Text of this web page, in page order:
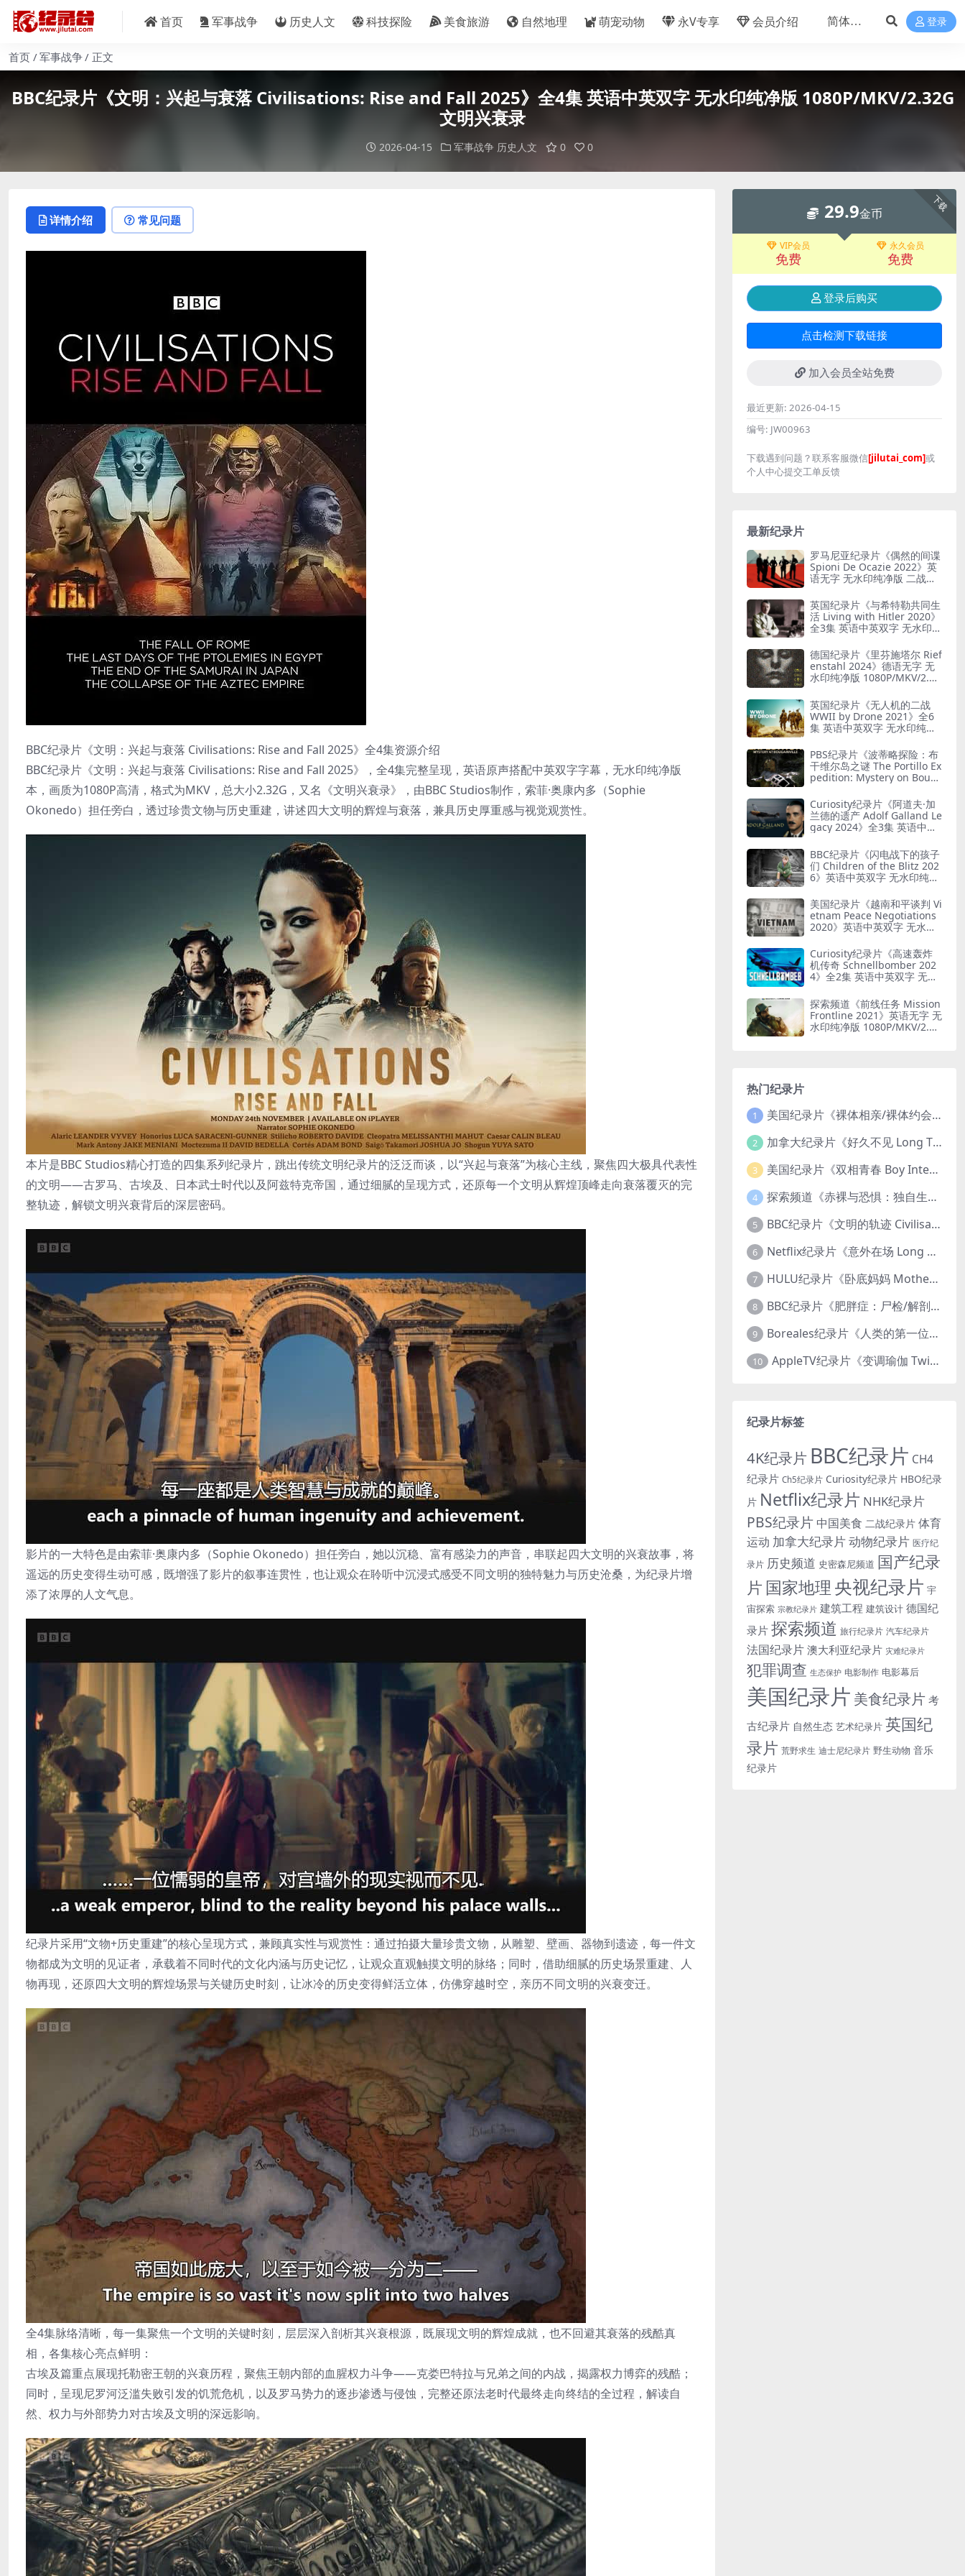
首页 军事战争 历史人文 科技探险 美食旅游 自然地理 萌宠动物 永V专享 会员介绍 登录
首页 军事战争 正文
BBC纪录片《文明：兴起与衰落 Civilisations: Rise and Fall 2025》全4集 英语中英双字 无水印纯净版 1080P/MKV/2.32G
文明兴衰录
2026-04-15 军事战争 历史人文 0 0
详情介绍 常见问题
BBC纪录片《文明：兴起与衰落 Civilisations: Rise and Fall 2025》全4集资源介绍
BBC纪录片《文明：兴起与衰落 Civilisations: Rise and Fall 2025》，全4集完整呈现，英语原声搭配中英双字字幕，无水印纯净版
本，画质为1080P高清，格式为MKV，总大小2.32G，又名《文明兴衰录》，由BBC Studios制作，索菲·奥康内多（Sophie
Okonedo）担任旁白，透过珍贵文物与历史重建，讲述四大文明的辉煌与衰落，兼具历史厚重感与视觉观赏性。
本片是BBC Studios精心打造的四集系列纪录片，跳出传统文明纪录片的泛泛而谈，以“兴起与衰落”为核心主线，聚焦四大极具代表性
的文明——古罗马、古埃及、日本武士时代以及阿兹特克帝国，通过细腻的呈现方式，还原每一个文明从辉煌顶峰走向衰落覆灭的完
整轨迹，解锁文明兴衰背后的深层密码。
影片的一大特色是由索菲·奥康内多（Sophie Okonedo）担任旁白，她以沉稳、富有感染力的声音，串联起四大文明的兴衰故事，将
遥远的历史变得生动可感，既增强了影片的叙事连贯性，也让观众在聆听中沉浸式感受不同文明的独特魅力与历史沧桑，为纪录片增
添了浓厚的人文气息。
纪录片采用“文物+历史重建”的核心呈现方式，兼顾真实性与观赏性：通过拍摄大量珍贵文物，从雕塑、壁画、器物到遗迹，每一件文
物都成为文明的见证者，承载着不同时代的文化内涵与历史记忆，让观众直观触摸文明的脉络；同时，借助细腻的历史场景重建、人
物再现，还原四大文明的辉煌场景与关键历史时刻，让冰冷的历史变得鲜活立体，仿佛穿越时空，亲历不同文明的兴衰变迁。
全4集脉络清晰，每一集聚焦一个文明的关键时刻，层层深入剖析其兴衰根源，既展现文明的辉煌成就，也不回避其衰落的残酷真
相，各集核心亮点鲜明：
古埃及篇重点展现托勒密王朝的兴衰历程，聚焦王朝内部的血腥权力斗争——克娄巴特拉与兄弟之间的内战，揭露权力博弈的残酷；
同时，呈现尼罗河泛滥失败引发的饥荒危机，以及罗马势力的逐步渗透与侵蚀，完整还原法老时代最终走向终结的全过程，解读自
然、权力与外部势力对古埃及文明的深远影响。
下载
29.9金币
VIP会员
免费
永久会员
免费
登录后购买
点击检测下载链接
加入会员全站免费
最近更新: 2026-04-15
编号: JW00963
下载遇到问题？联系客服微信[jilutai_com]或
个人中心提交工单反馈
最新纪录片
罗马尼亚纪录片《偶然的间谍
Spioni De Ocazie 2022》英
语无字 无水印纯净版 二战谍
英国纪录片《与希特勒共同生
活 Living with Hitler 2020》
全3集 英语中英双字 无水印纯
勒共存
德国纪录片《里芬施塔尔 Rief
enstahl 2024》德语无字 无
水印纯净版 1080P/MKV/2.12
英国纪录片《无人机的二战
WWII by Drone 2021》全6
集 英语中英双字 无水印纯净
人机
PBS纪录片《波蒂略探险：布
干维尔岛之谜 The Portillo Ex
pedition: Mystery on Boug
中英双字 无水印纯净版 1080
P/MKV/5.18G 山本五十六死
因
Curiosity纪录片《阿道夫·加
兰德的遗产 Adolf Galland Le
gacy 2024》全3集 英语中英
KV/5.14G 王牌飞行员
BBC纪录片《闪电战下的孩子
们 Children of the Blitz 202
6》英语中英双字 无水印纯净
的儿童
美国纪录片《越南和平谈判 Vi
etnam Peace Negotiations
2020》英语中英双字 无水印
南和平协议
Curiosity纪录片《高速轰炸
机传奇 Schnellbomber 202
4》全2集 英语中英双字 无水
闪电轰炸机
探索频道《前线任务 Mission
Frontline 2021》英语无字 无
水印纯净版 1080P/MKV/2.51
热门纪录片
1 美国纪录片《裸体相亲/裸体约会 Dating Naked 2014-2016》第1-3季全33集 英语中英双字 无水印纯净版 1080P/MKV/85.6G 裸体相亲真人秀
2 加拿大纪录片《好久不见 Long Time Comin 1993》英语中英双字 官方纯净版 1080P/MKV/1G 女同性艺术家
3 美国纪录片《双相青春 Boy Interrupted 2009》英语中英双字 官方纯净版 1080P/MKV/1.43G 青少年躁郁症
4 探索频道《赤裸与恐惧：独自生存/赤裸荒野求生 Naked and Afraid: Solo 2023》第一季全8集 英语中英双字 官方纯净版 高码1080P/MKV/45.4G
5 BBC纪录片《文明的轨迹 Civilisations 1969》全13集 英语中英双字 高清收藏版 1080P/MKV/64.1G 西方艺术史话
6 Netflix纪录片《意外在场 Long Shot 2017》英语中字 720P/NKV/1.06GB 美国谋杀误判案件
7 HULU纪录片《卧底妈妈 Mother Undercover 2023》全4集 英语中英双字 官方纯净版 1080P/MKV/7.6G 拯救孩子
8 BBC纪录片《肥胖症：尸检/解剖肥胖 Obesity: The Post Mortem 2016》英语中英双字 无水印纯净版 1080P/MKV/1.03G
9 Boreales纪录片《人类的第一位动物朋友：人类和狗的神奇故事 Man’s First Friend 2018》英语中英双字 1080P/MP4/1.8G 狗的神奇故事
10 AppleTV纪录片《变调瑜伽 Twisted Yoga 2026》全3集 英语中英双字 无水印纯净版 1080P/MKV/10G 瑜伽大师背后的真相
纪录片标签
4K纪录片 BBC纪录片 CH4
纪录片 Ch5纪录片 Curiosity纪录片 HBO纪录
片 Netflix纪录片 NHK纪录片
PBS纪录片 中国美食 二战纪录片 体育
运动 加拿大纪录片动物纪录片 医疗纪
录片 历史频道 史密森尼频道 国产纪录
片 国家地理 央视纪录片 宇
宙探索 宗教纪录片 建筑工程 建筑设计 德国纪
录片 探索频道 旅行纪录片 汽车纪录片
法国纪录片 澳大利亚纪录片 灾难纪录片
犯罪调查 生态保护 电影制作 电影幕后
美国纪录片 美食纪录片考
古纪录片 自然生态 艺术纪录片 英国纪
录片 荒野求生 迪士尼纪录片 野生动物 音乐
纪录片